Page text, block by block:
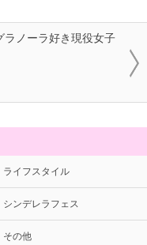
ラノーラ好き現役女子
ライフスタイル
シンデレラフェス
その他